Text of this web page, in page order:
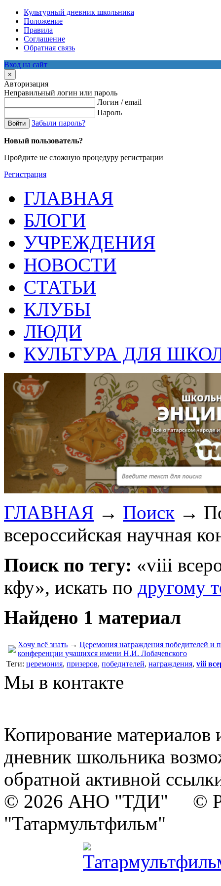
Культурный дневник школьника
Положение
Правила
Соглашение
Обратная связь
Вход на сайт
×
Авторизация
Неправильный логин или пароль
Логин / email
Пароль
Войти Забыли пароль?
Новый пользователь?
Пройдите не сложную процедуру регистрации
Регистрация
ГЛАВНАЯ
БЛОГИ
УЧРЕЖДЕНИЯ
НОВОСТИ
СТАТЬИ
КЛУБЫ
ЛЮДИ
КУЛЬТУРА ДЛЯ
ГЛАВНАЯ → Поиск →
всероссийская научная
Поиск по тегу: «viii
кфу», искать по другому
Найдено 1 материал
Хочу всё знать → Церемония награждения победителей и
конференции учащихся имени Н.И. Лобачевского
Теги: церемония, призеров, победителей, награждения, viii
Мы в контакте
Копирование материалов
дневник школьника
обратной активной
© 2026 АНО "ТДИ" ©
"Татармультфильм"